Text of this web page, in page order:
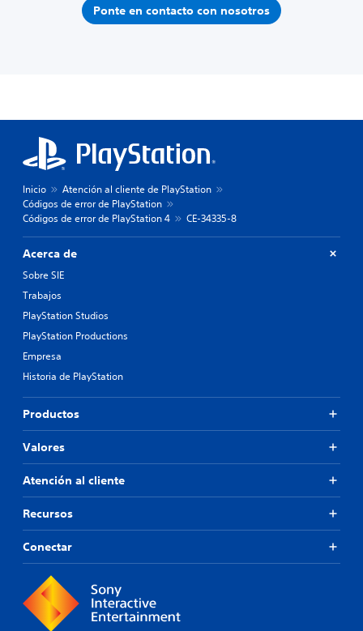
Ponte en contacto con nosotros
Inicio
Atención al cliente de PlayStation
Códigos de error de PlayStation
Códigos de error de PlayStation 4
CE-34335-8
Acerca de
Sobre SIE
Trabajos
PlayStation Studios
PlayStation Productions
Empresa
Historia de PlayStation
Productos
Valores
Atención al cliente
Recursos
Conectar